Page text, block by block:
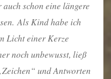
schon eine längere
Als Kind habe ich
Licht einer Kerze
noch unbewusst, ließ
und Antworten